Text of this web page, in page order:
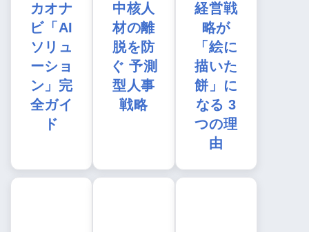
カオナ
ビ「AI
ソリュ
ーショ
ン」完
全ガイ
ド
中核人
材の離
脱を防
ぐ 予測
型人事
戦略
経営戦
略が
「絵に
描いた
餅」に
なる 3
つの理
由